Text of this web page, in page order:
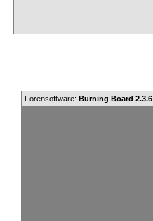
Forensoftware: Burning Board 2.3.6